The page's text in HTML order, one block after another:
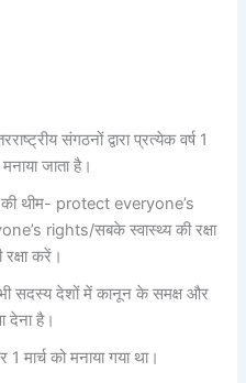
संगठनों द्वारा प्रत्येक वर्ष 1
जाता है।
थीम- protect everyone’s
rights/सबके स्वास्थ्य की रक्षा
करें।
सदस्य देशों में कानून के समक्ष और
देना है।
मार्च को मनाया गया था।